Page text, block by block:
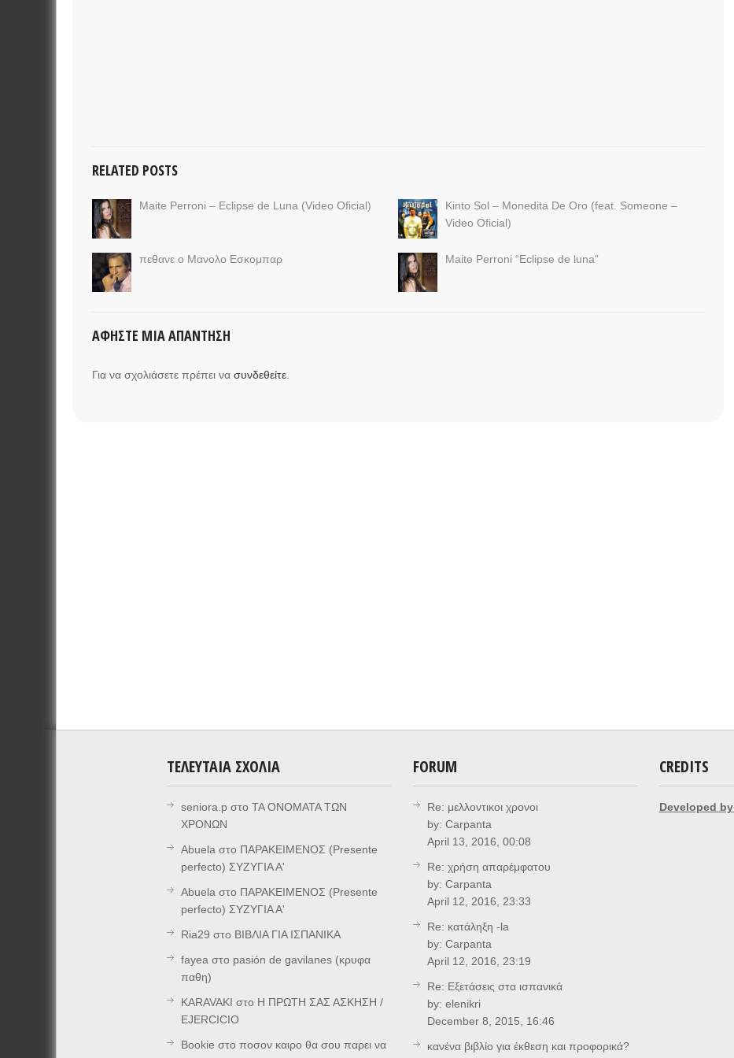
RELATED POSTS
Maite Perroni – Eclipse de Luna (Video Oficial)
Kinto Sol – Monedita De Oro (feat. Someone –
Video Oficial)
πεθανε ο Μανολο Εσκομπαρ Maite Perroni “Eclipse de luna”
ΑΦΉΣΤΕ ΜΙΑ ΑΠΆΝΤΗΣΗ
Για να σχολιάσετε πρέπει να συνδεθείτε.
ΤΕΛΕΥΤΑΊΑ ΣΧΌΛΙΑ
seniora.p στο ΤΑ ΟΝΟΜΑΤΑ ΤΩΝ
ΧΡΟΝΩΝ
Abuela στο ΠΑΡΑΚΕΙΜΕΝΟΣ (Presente
perfecto) ΣΥΖΥΓΙΑ Α'
Abuela στο ΠΑΡΑΚΕΙΜΕΝΟΣ (Presente
perfecto) ΣΥΖΥΓΙΑ Α'
Ria29 στο ΒΙΒΛΙΑ ΓΙΑ ΙΣΠΑΝΙΚΑ
fayea στο pasión de gavilanes (κρυφα
παθη)
KARAVAKI στο Η ΠΡΩΤΗ ΣΑΣ ΑΣΚΗΣΗ /
EJERCICIO
Bookie στο ποσον καιρο θα σου παρει να
FORUM
Re: μελλοντικοι χρονοι
by: Carpanta
April 13, 2016, 00:08
Re: χρήση απαρέμφατου
by: Carpanta
April 12, 2016, 23:33
Re: κατάληξη -la
by: Carpanta
April 12, 2016, 23:19
Re: Eξετάσεις στα ισπανικά
by: elenikri
December 8, 2015, 16:46
κανένα βιβλίο για έκθεση και προφορικά?
CREDITS
Developed by